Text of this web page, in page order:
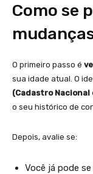
Como se
O primeiro passo é
sua idade atual. O
(Cadastro
o seu histórico de
Depois, avalie se:
Você já pode